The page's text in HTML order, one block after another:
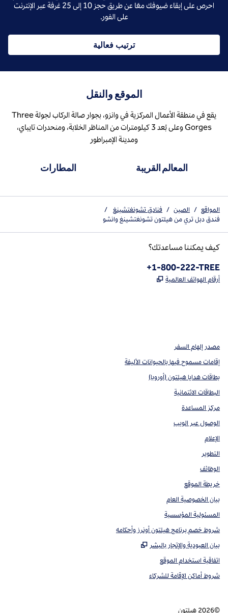
احرص على إبقاء ضيوفك معًا عن طريق حجز 10 إلى 25 غرفة عبر الإنترنت
على الفور.
ترتيب فعالية
الموقع والنقل
يقع في منطقة الأعمال المركزية في وانزو، بجوار صالة الركاب لجولة Three
Gorges وعلى بُعد 3 كيلومترات من المناظر الخلابة، ومنحدرات تايباي،
ومدينة الإمبراطور
المعالم القريبة المطارات
المواقع / الصين / فنادق تشونغتشينغ
/
فندق دبل تري من هيلتون تشونغتشينغ وانشو
كيف يمكننا مساعدتك؟
الهاتف:
+1-800-222-TREE
أرقام الهواتف العالمية
مصدر إلهام السفر
إقامات مسموح فيها بالحيوانات الأليفة
بطاقات هدايا هيلتون (أوروبا)
البطاقات الائتمانية
مركز المساعدة
الوصول عبر الويب
الإعلام
التطوير
الوظائف
خريطة الموقع
بيان الخصوصية العام
المسئولية المؤسسية
شروط خصم برنامج هيلتون أونرز وأحكامه
بيان العبودية والإتجار بالبشر
اتفاقية استخدام الموقع
شروط أماكن الإقامة للشركاء
©
2026 هيلتون